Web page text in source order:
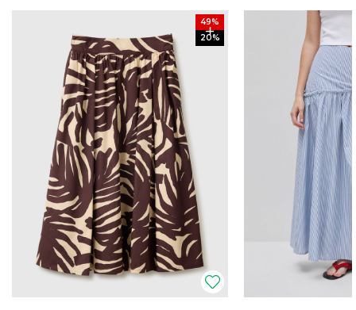
49%
20%